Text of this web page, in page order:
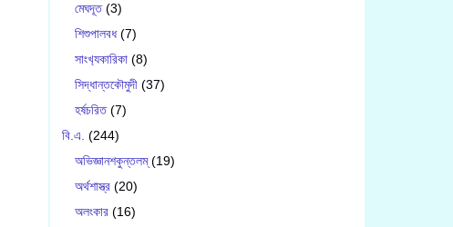
মেঘদূত(3)
শিশুপালবধ(7)
সাংখ‍্যকারিকা (8)
সিদ্ধান্তকৌমুদী (37)
হর্ষচরিত(7)
বি.এ. (244)
অভিজ্ঞানশকুন্তলম্(19)
অর্থশাস্ত্র (20)
অলংকার (16)